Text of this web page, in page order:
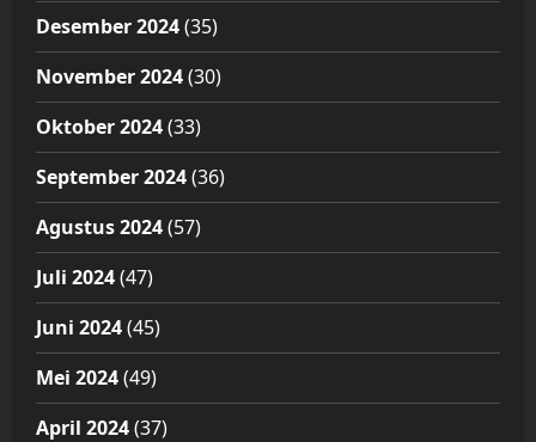
Desember 2024(35)
November 2024(30)
Oktober 2024(33)
September 2024(36)
Agustus 2024(57)
Juli 2024(47)
Juni 2024(45)
Mei 2024(49)
April 2024(37)